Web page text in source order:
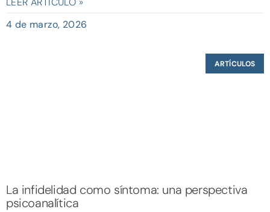
4 de marzo, 2026
ARTÍCULOS
La infidelidad como síntoma: una perspectiva
psicoanalítica